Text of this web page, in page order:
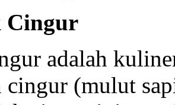
Cingur
adalah
cingur (mulut